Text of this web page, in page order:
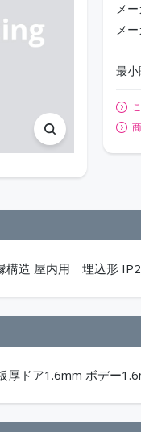
メ
メ
最
構造 屋内用 埋込形
ドア1.6mm ボデー